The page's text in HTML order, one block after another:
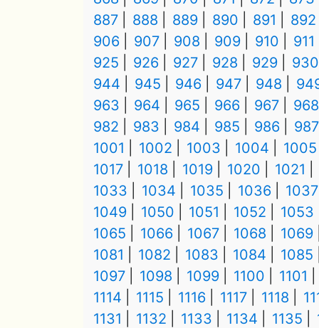
887
888 889 890 891
892
906
907 908 909 910
911
925
926 927 928 929
930
944
945 946 947 948
963
964 965 966 967
968
982
983 984 985 986
987
1001
1002 1003 1004
1005
1017
1018 1019 1020
1021
1033
1034 1035 1036
1037
1049
1050 1051 1052
1053
1065
1066 1067 1068
1069
1081
1082 1083 1084
1085
1097
1098 1099 1100
1101
1114
1115 1116 1117 1118
1131
1132 1133 1134 1135